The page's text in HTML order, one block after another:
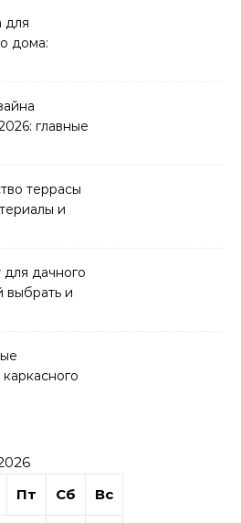
для
дома:
главные
террасы
и
дачного
выбрать и
Пт Сб Вс